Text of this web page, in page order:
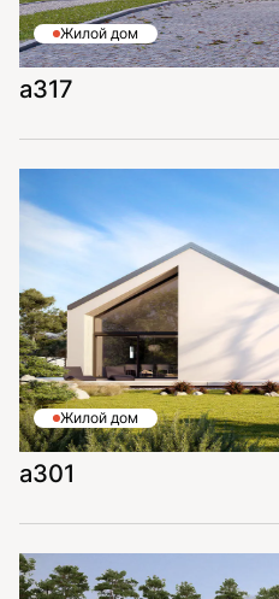
Жилой дом
а317
Жилой дом
а301